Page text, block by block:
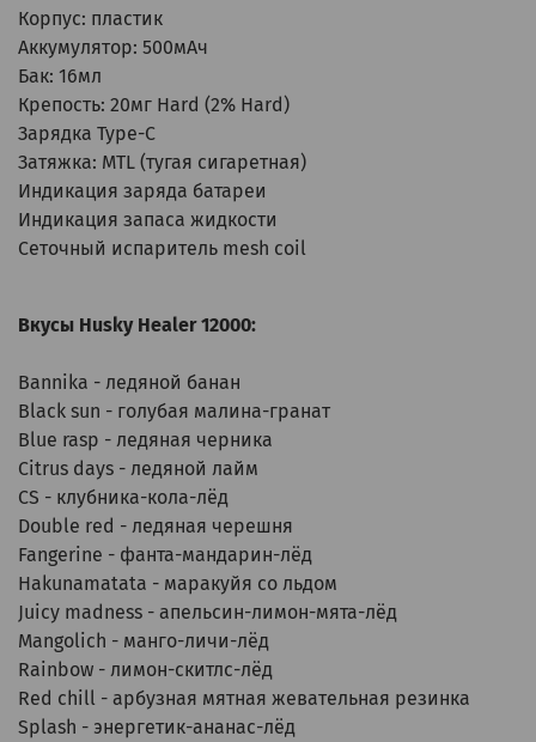
Корпус: пластик
Аккумулятор: 500мАч
Бак: 16мл
Крепость: 20мг Hard (2% Hard)
Зарядка Type-C
Затяжка: MTL (тугая сигаретная)
Индикация заряда батареи
Индикация запаса жидкости
Сеточный испаритель mesh coil
Вкусы Husky Healer 12000:
Bannika - ледяной банан
Black sun - голубая малина-гранат
Blue rasp - ледяная черника
Citrus days - ледяной лайм
CS - клубника-кола-лёд
Double red - ледяная черешня
Fangerine - фанта-мандарин-лёд
Hakunamatata - маракуйя со льдом
Juicy madness - апельсин-лимон-мята-лёд
Mangolich - манго-личи-лёд
Rainbow - лимон-скитлс-лёд
Red chill - арбузная мятная жевательная резинка
Splash - энергетик-ананас-лёд